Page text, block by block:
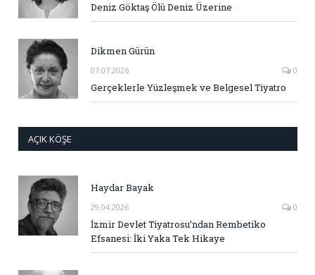
Deniz Göktaş Ölü Deniz Üzerine
Dikmen Gürün
07.07.2026 0
Gerçeklerle Yüzleşmek ve Belgesel Tiyatro
AÇIK KÖŞE
Haydar Bayak
29.04.2026 0
İzmir Devlet Tiyatrosu’ndan Rembetiko
Efsanesi: İki Yaka Tek Hikaye